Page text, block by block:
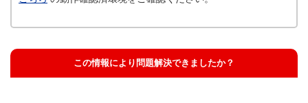
この情報により問題解決できましたか？